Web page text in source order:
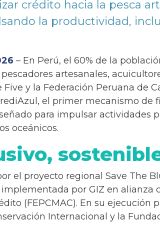
crédito hacia la pesca
la productividad,
– En Perú, el 60% de la
artesanales,
y la Federación Peruana de
el primer mecanismo
para impulsar actividades
oceánicos.
el proyecto regional Save The
por GIZ en alianza
(FEPCMAC). En su
Internacional y la